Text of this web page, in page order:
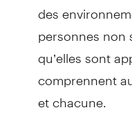
des
personnes non
qu’elles sont
comprennent
et chacune.